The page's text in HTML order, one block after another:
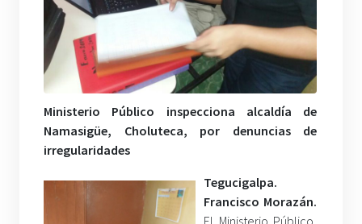
Ministerio Público inspecciona alcaldía de
Namasigüe, Choluteca, por denuncias de
irregularidades
Tegucigalpa.
Francisco Morazán.